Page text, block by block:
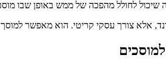
שיכול לחולל מהפכה של ממש באופן שבו
אלא צורך עסקי קריטי. הוא מאפשר